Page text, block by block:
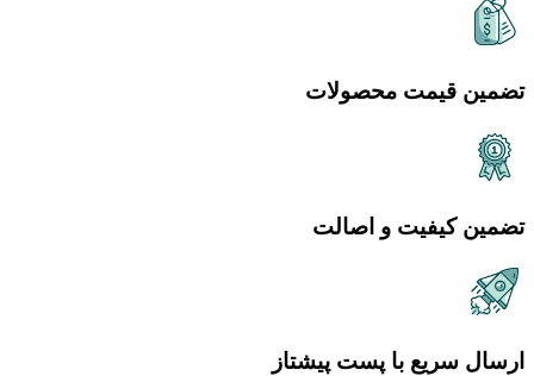
تضمین قیمت محصولات
تضمین کیفیت و اصالت
ارسال سریع با پست پیشتاز